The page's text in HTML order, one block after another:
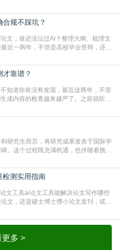
重复内容的审查是严谨投稿流程中不可
就为大家介绍“投稿SCI有查重吗”。
多数S
规不踩坑？
文，谁还没沾过AI？整理大纲、梳理文
近一两年，不管是高校毕业答辩，还是
普通查重到底有啥区别？这里说透：普
复比例，防的是抄袭；AI查重查的是你
才靠谱？
知道你有没有发现，最近这两年，不管
成内容的检查越来越严了。之前就听身
的太冤了。现在国内多数高校和核心期
用AI生成内容辅助写作，必须明确标
合学
研究生而言，将研究成果发表于国际学
。这个过程既充满机遇，也伴随着挑
？其价值和难度究竟如何衡量。本篇
学术会议论文好发表吗”。一、会议论
会议论文的发
检测实用指南
文工具ai论文工具能解决论文写作哪些
文，还是硕士博士攒小论文发刊，或是
还经常改不到点上，交上去才发现重复
ai论文工具，这些痛点基本都能高效解
更多 >